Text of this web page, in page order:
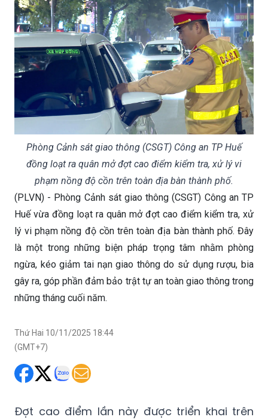
Phòng Cảnh sát giao thông (CSGT) Công an TP Huế
đồng loạt ra quân mở đợt cao điểm kiểm tra, xử lý vi
phạm nồng độ cồn trên toàn địa bàn thành phố.
(PLVN) - Phòng Cảnh sát giao thông (CSGT) Công an TP
Huế vừa đồng loạt ra quân mở đợt cao điểm kiểm tra, xử
lý vi phạm nồng độ cồn trên toàn địa bàn thành phố. Đây
là một trong những biện pháp trọng tâm nhằm phòng
ngừa, kéo giảm tai nạn giao thông do sử dụng rượu, bia
gây ra, góp phần đảm bảo trật tự an toàn giao thông trong
những tháng cuối năm.
Thứ Hai 10/11/2025 18:44
(GMT+7)
Đợt cao điểm lần này được triển khai trên